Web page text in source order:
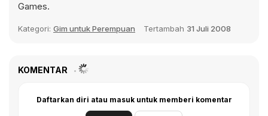
Games.
Kategori: Gim untuk Perempuan Tertambah 31 Juli 2008
KOMENTAR
Daftarkan diri atau masuk untuk memberi komentar